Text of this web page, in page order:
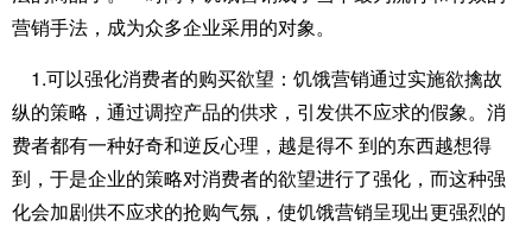
营销手法，成为众多企业采用的对象。
1.可以强化消费者的购买欲望：饥饿营销通过实施欲擒故
纵的策略，通过调控产品的供求，引发供不应求的假象。消
费者都有一种好奇和逆反心理，越是得不 到的东西越想得
到，于是企业的策略对消费者的欲望进行了强化，而这种强
化会加剧供不应求的抢购气氛，使饥饿营销呈现出更强烈的